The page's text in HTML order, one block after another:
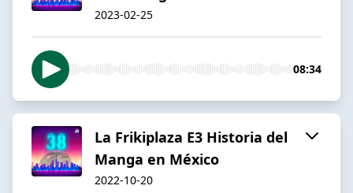
2023-02-25
08:34
La Frikiplaza E3 Historia del
Manga en México
2022-10-20